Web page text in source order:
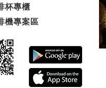
杯專櫃
機專案區